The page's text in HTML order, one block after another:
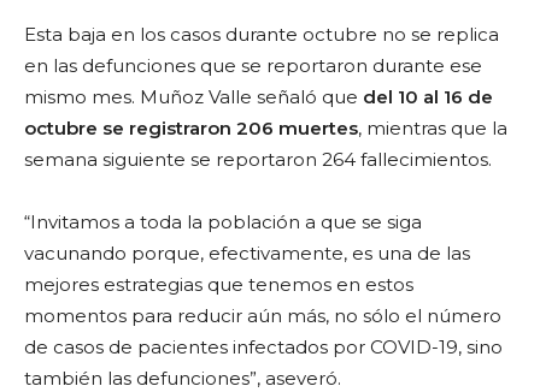
Esta baja en los casos durante octubre no se replica
en las defunciones que se reportaron durante ese
mismo mes. Muñoz Valle señaló que del 10 al 16 de
octubre se registraron 206 muertes, mientras que la
semana siguiente se reportaron 264 fallecimientos.
“Invitamos a toda la población a que se siga
vacunando porque, efectivamente, es una de las
mejores estrategias que tenemos en estos
momentos para reducir aún más, no sólo el número
de casos de pacientes infectados por COVID-19, sino
también las defunciones”, aseveró.